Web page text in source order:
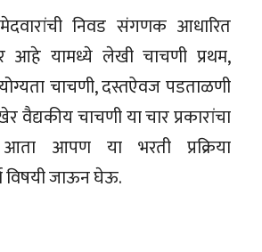
निवड संगणक आधारित
आहे यामध्ये लेखी चाचणी प्रथम,
चाचणी, दस्तऐवज पडताळणी
चाचणी या चार प्रकारांचा
आपण या भरती प्रक्रिया
विषयी जाऊन घेऊ.